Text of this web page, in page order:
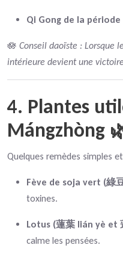
Qi Gong de la période
🪷 Conseil daoïste : Lorsque
intérieure devient une
4. Plantes
Mángzhòng
Quelques remèdes simples
Fève de soja vert (綠
toxines.
Lotus (蓮葉 lián yè et
calme les pensées.